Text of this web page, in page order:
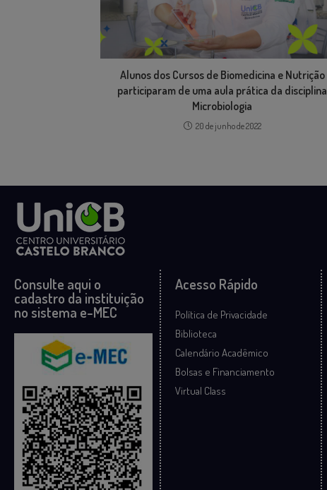
Alunos dos Cursos de Biomedicina e Nutrição
participaram de uma aula prática da disciplina
Microbiologia
20 de junho de 2022
Consulte aqui o
cadastro da instituição
no sistema e-MEC
Acesso Rápido
Política de Privacidade
Biblioteca
Calendário Acadêmico
Bolsas e Financiamento
Virtual Class